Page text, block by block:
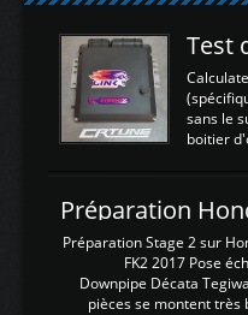
sans le
boitier
dans le
La
l'entrée
tension
Préparation Stage 2 sur
FK2 2017 Pose
Downpipe Décata
pièces se montent très